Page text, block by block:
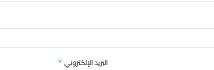
البريد الإلكتروني *